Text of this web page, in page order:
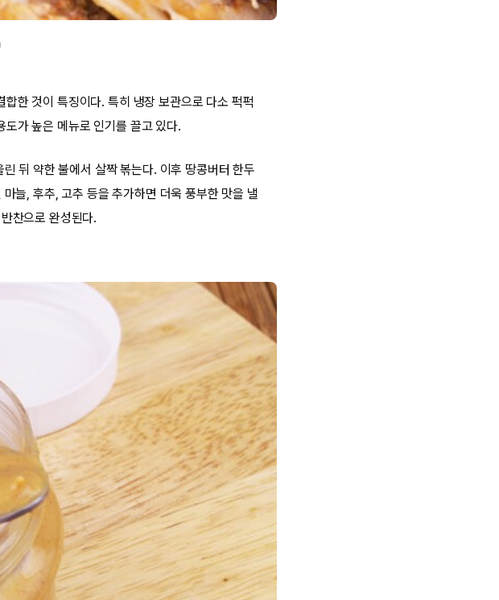
한 것이 특징이다. 특히 냉장 보관으로 다소 퍽퍽
가 높은 메뉴로 인기를 끌고 있다.
뒤 약한 불에서 살짝 볶는다. 이후 땅콩버터 한두
늘, 후추, 고추 등을 추가하면 더욱 풍부한 맛을 낼
찬으로 완성된다.